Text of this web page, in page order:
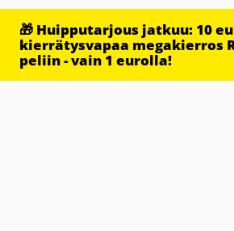
🎁 Huipputarjous jatkuu: 10
kierrätysvapaa megakierros
peliin - vain 1 eurolla!